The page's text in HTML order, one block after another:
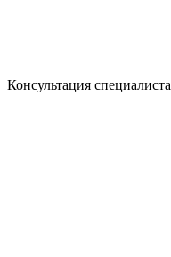
Консультация специалиста